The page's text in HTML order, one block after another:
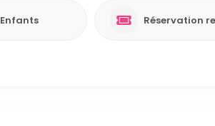
Enfants Réservation